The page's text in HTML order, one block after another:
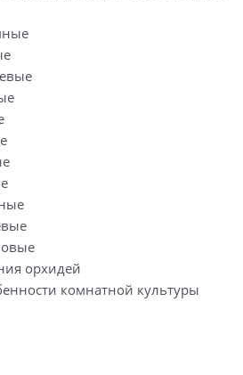
орхидей
комнатной культуры